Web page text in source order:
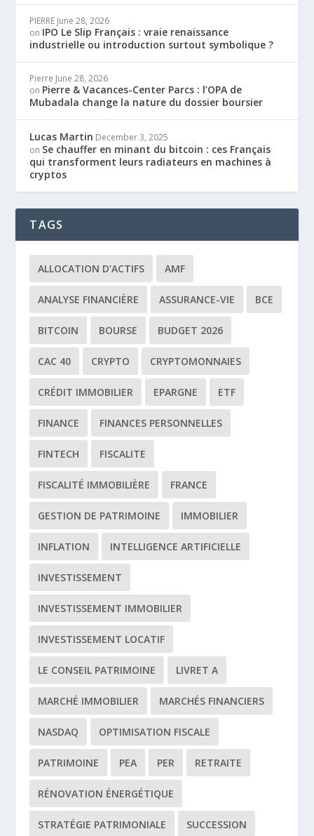
PIERRE June 28, 2026
on IPO Le Slip Français : vraie renaissance
industrielle ou introduction surtout symbolique ?
Pierre June 28, 2026
on Pierre & Vacances-Center Parcs : l’OPA de
Mubadala change la nature du dossier boursier
Lucas Martin December 3, 2025
on Se chauffer en minant du bitcoin : ces Français
qui transforment leurs radiateurs en machines à
cryptos
TAGS
ALLOCATION D’ACTIFS AMF
ANALYSE FINANCIÈRE ASSURANCE-VIE BCE
BITCOIN BOURSE BUDGET 2026
CAC 40 CRYPTO CRYPTOMONNAIES
CRÉDIT IMMOBILIER EPARGNE ETF
FINANCE FINANCES PERSONNELLES
FINTECH FISCALITE
FISCALITÉ IMMOBILIÈRE FRANCE
GESTION DE PATRIMOINE IMMOBILIER
INFLATION INTELLIGENCE ARTIFICIELLE
INVESTISSEMENT
INVESTISSEMENT IMMOBILIER
INVESTISSEMENT LOCATIF
LE CONSEIL PATRIMOINE LIVRET A
MARCHÉ IMMOBILIER MARCHÉS FINANCIERS
NASDAQ OPTIMISATION FISCALE
PATRIMOINE PEA PER RETRAITE
RÉNOVATION ÉNERGÉTIQUE
STRATÉGIE PATRIMONIALE SUCCESSION